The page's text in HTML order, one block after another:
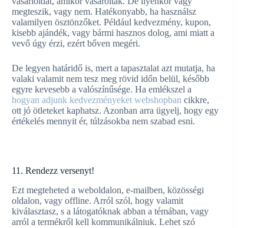
megteszik, vagy nem. Hatékonyabb, ha használsz
valamilyen ösztönzőket. Például kedvezmény, kupon,
kisebb ajándék, vagy bármi hasznos dolog, ami miatt a
vevő úgy érzi, ezért bőven megéri.
De legyen határidő is, mert a tapasztalat azt mutatja, ha
valaki valamit nem tesz meg rövid időn belül, később
egyre kevesebb a valószínűsége. Ha emlékszel a
hogyan adjunk kedvezményeket webshopban cikkre,
ott jó ötleteket kaphatsz. Azonban arra ügyelj, hogy egy
értékelés mennyit ér, túlzásokba nem szabad esni.
11. Rendezz versenyt!
Ezt megteheted a weboldalon, e-mailben, közösségi
oldalon, vagy offline. Arról szól, hogy valamit
kiválasztasz, s a látogatóknak abban a témában, vagy
arról a termékről kell kommunikálniuk. Lehet szó